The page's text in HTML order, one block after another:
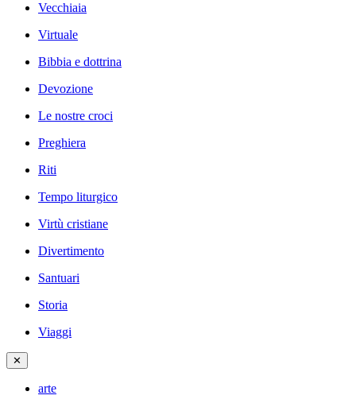
Vecchiaia
Virtuale
Bibbia e dottrina
Devozione
Le nostre croci
Preghiera
Riti
Tempo liturgico
Virtù cristiane
Divertimento
Santuari
Storia
Viaggi
✕
arte